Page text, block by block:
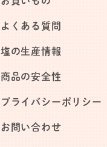
よくある質問
塩の生産情報
商品の安全性
プライバシーポリシー
お問い合わせ